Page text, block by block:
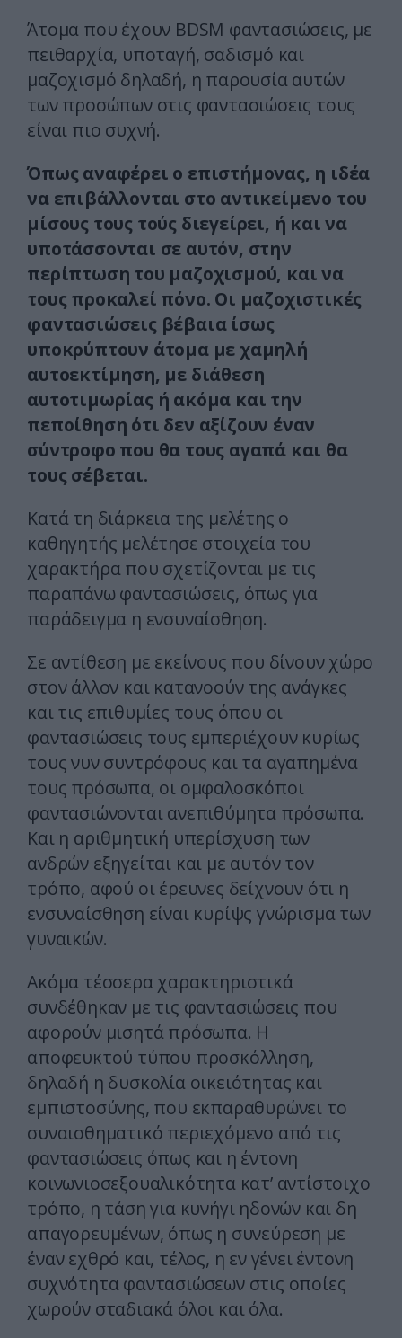
Άτομα που έχουν ΒDSM φαντασιώσεις, με
πειθαρχία, υποταγή, σαδισμό και
μαζοχισμό δηλαδή, η παρουσία αυτών
των προσώπων στις φαντασιώσεις τους
είναι πιο συχνή.
Όπως αναφέρει ο επιστήμονας, η ιδέα
να επιβάλλονται στο αντικείμενο του
μίσους τους τούς διεγείρει, ή και να
υποτάσσονται σε αυτόν, στην
περίπτωση του μαζοχισμού, και να
τους προκαλεί πόνο. Οι μαζοχιστικές
φαντασιώσεις βέβαια ίσως
υποκρύπτουν άτομα με χαμηλή
αυτοεκτίμηση, με διάθεση
αυτοτιμωρίας ή ακόμα και την
πεποίθηση ότι δεν αξίζουν έναν
σύντροφο που θα τους αγαπά και θα
τους σέβεται.
Κατά τη διάρκεια της μελέτης ο
καθηγητής μελέτησε στοιχεία του
χαρακτήρα που σχετίζονται με τις
παραπάνω φαντασιώσεις, όπως για
παράδειγμα η ενσυναίσθηση.
Σε αντίθεση με εκείνους που δίνουν χώρο
στον άλλον και κατανοούν της ανάγκες
και τις επιθυμίες τους όπου οι
φαντασιώσεις τους εμπεριέχουν κυρίως
τους νυν συντρόφους και τα αγαπημένα
τους πρόσωπα, οι ομφαλοσκόποι
φαντασιώνονται ανεπιθύμητα πρόσωπα.
Και η αριθμητική υπερίσχυση των
ανδρών εξηγείται και με αυτόν τον
τρόπο, αφού οι έρευνες δείχνουν ότι η
ενσυναίσθηση είναι κυρίψς γνώρισμα των
γυναικών.
Ακόμα τέσσερα χαρακτηριστικά
συνδέθηκαν με τις φαντασιώσεις που
αφορούν μισητά πρόσωπα. Η
αποφευκτού τύπου προσκόλληση,
δηλαδή η δυσκολία οικειότητας και
εμπιστοσύνης, που εκπαραθυρώνει το
συναισθηματικό περιεχόμενο από τις
φαντασιώσεις όπως και η έντονη
κοινωνιοσεξουαλικότητα κατ’ αντίστοιχο
τρόπο, η τάση για κυνήγι ηδονών και δη
απαγορευμένων, όπως η συνεύρεση με
έναν εχθρό και, τέλος, η εν γένει έντονη
συχνότητα φαντασιώσεων στις οποίες
χωρούν σταδιακά όλοι και όλα.